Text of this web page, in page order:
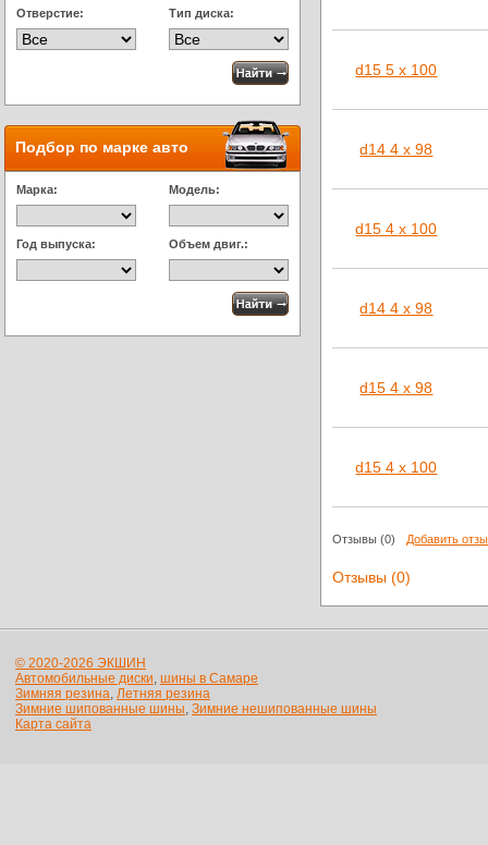
Отверстие: Тип диска:
Подбор по марке авто
Марка: Модель:
Год выпуска: Объем двиг.:
d15 5 x 100
d14 4 x 98
d15 4 x 100
d14 4 x 98
d15 4 x 98
d15 4 x 100
Отзывы (0) Добавить
Отзывы (0)
© 2020-2026 ЭКШИН
Автомобильные диски, шины в Самаре
Зимняя резина, Летняя резина
Зимние шипованные шины, Зимние нешипованные шины
Карта сайта